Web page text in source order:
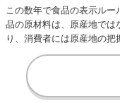
この数年で食品の表示ル
品の原材料は、原産地では
り、消費者には原産地の
情報が得られなくな…